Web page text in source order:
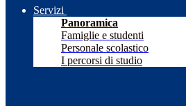
Servizi
Panoramica
Famiglie e studenti
Personale scolastico
I percorsi di studio